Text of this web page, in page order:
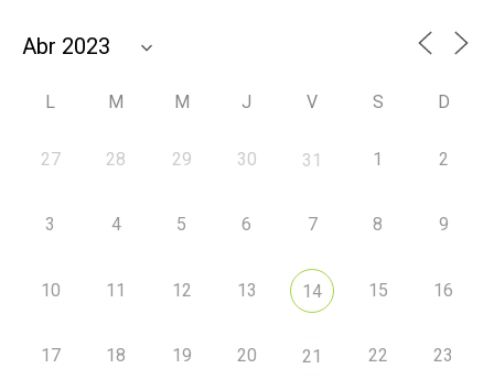
L M M J V S D
27 28 29 30 31 1 2
3 4 5 6 7 8 9
10 11 12 13 14 15 16
17 18 19 20 21 22 23